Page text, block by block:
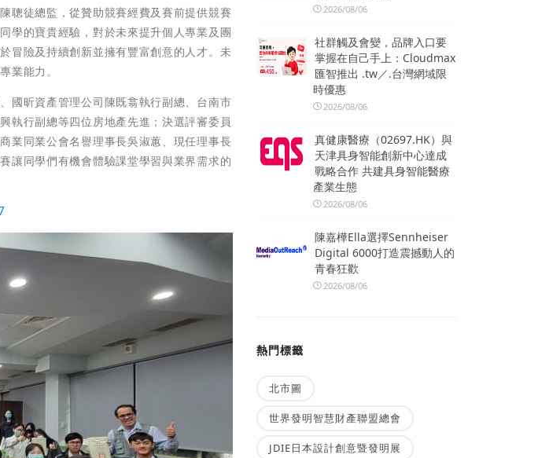
聰徒總監，從贊助競賽經費及賽前提供競賽
學的寶貴經驗，對於未來提升個人專業及團
冒險及持續創新並擁有豐富創意的人才。未
業能力。
國昕資產管理公司陳既翕執行副總、台南市
執行副總等四位房地產先進；決選評審委員
業同業公會名譽理事長吳淑蕙、現任理事長
讓同學們有機會體驗課堂學習與業界需求的
2026/08/06
社群觸及會變，品牌入口要
掌握在自己手上：Cloudmax
匯智推出 .tw／.台灣網域限
時優惠
2026/08/06
真健康醫療（02697.HK）與
天津具身智能創新中心達成
戰略合作 共建具身智能醫療
產業生態
2026/08/06
陳嘉樺Ella選擇Sennheiser
Digital 6000打造震撼動人的
青春狂歡
2026/08/06
熱門標籤
北市圖
世界發明智慧財產聯盟總會
JDIE日本設計創意暨發明展